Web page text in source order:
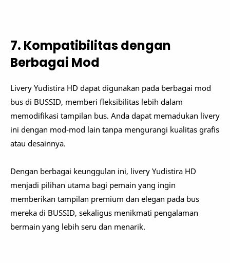
7. Kompatibilitas dengan
Berbagai Mod
Livery Yudistira HD dapat digunakan pada berbagai mod
bus di BUSSID, memberi fleksibilitas lebih dalam
memodifikasi tampilan bus. Anda dapat memadukan livery
ini dengan mod-mod lain tanpa mengurangi kualitas grafis
atau desainnya.
Dengan berbagai keunggulan ini, livery Yudistira HD
menjadi pilihan utama bagi pemain yang ingin
memberikan tampilan premium dan elegan pada bus
mereka di BUSSID, sekaligus menikmati pengalaman
bermain yang lebih seru dan menarik.